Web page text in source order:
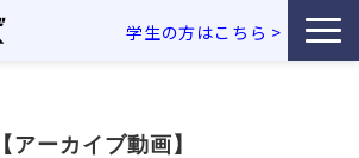
学生の方はこちら >
【アーカイブ動画】